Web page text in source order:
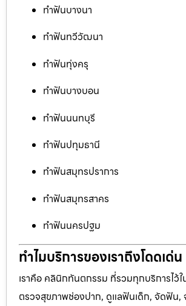
ทำฟันบางนา
ทำฟันทวีวัฒนา
ทำฟันทุ่งครุ
ทำฟันบางบอน
ทำฟันนนทบุรี
ทำฟันปทุมธานี
ทำฟันสมุทรปราการ
ทำฟันสมุทรสาคร
ทำฟันนครปฐม
ทำไมบริการของเราถึงโดดเด่น
เราคือ คลินิกทันตกรรม ที่รวมทุกบริการไว้ใ
ตรวจสุขภาพช่องปาก, ดูแลฟันเด็ก, จัดฟัน,